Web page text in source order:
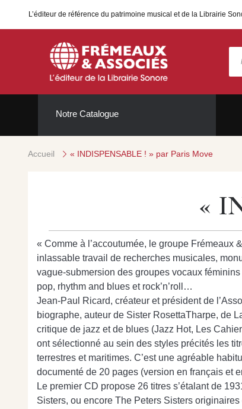
L’éditeur de référence du patrimoine musical et de la Librairie
Notre Catalogue
Accueil « INDISPENSABLE ! » par Paris Move
«
« Comme à l’accoutumée, le groupe Frémeaux
inlassable travail de recherches musicales,
vague-submersion des groupes vocaux
pop, rhythm and blues et rock’n’roll…
Jean-Paul Ricard, créateur et président de
biographe, auteur de Sister RosettaTharpe, de
critique de jazz et de blues (Jazz Hot, Les
ont sélectionné au sein des styles précités les
terrestres et maritimes. C’est une agréable
documenté de 20 pages (version en français et
Le premier CD propose 26 titres s’étalant de
Sisters, ou encore The Peters Sisters